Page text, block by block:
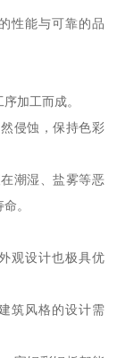
性能与可靠的品
加工而成。
侵蚀，保持色彩
潮湿、盐雾等恶
。
观设计也极具优
筑风格的设计需